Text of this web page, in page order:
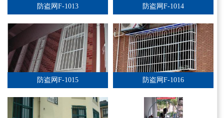
防盗网F-1013 防盗网F-1014
防盗网F-1015 防盗网F-1016